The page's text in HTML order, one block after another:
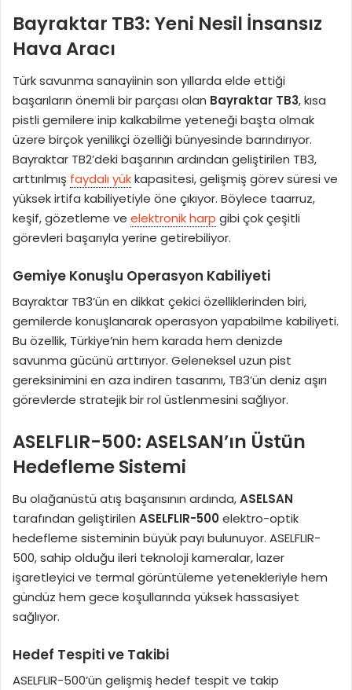
Bayraktar TB3: Yeni Nesil İnsansız
Hava Aracı
Türk savunma sanayiinin son yıllarda elde ettiği
başarıların önemli bir parçası olan Bayraktar TB3, kısa
pistli gemilere inip kalkabilme yeteneği başta olmak
üzere birçok yenilikçi özelliği bünyesinde barındırıyor.
Bayraktar TB2’deki başarının ardından geliştirilen TB3,
arttırılmış faydalı yükkapasitesi, gelişmiş görev süresi ve
yüksek irtifa kabiliyetiyle öne çıkıyor. Böylece taarruz,
keşif, gözetleme ve elektronik harp gibi çok çeşitli
görevleri başarıyla yerine getirebiliyor.
Gemiye Konuşlu Operasyon Kabiliyeti
Bayraktar TB3’ün en dikkat çekici özelliklerinden biri,
gemilerde konuşlanarak operasyon yapabilme kabiliyeti.
Bu özellik, Türkiye’nin hem karada hem denizde
savunma gücünü arttırıyor. Geleneksel uzun pist
gereksinimini en aza indiren tasarımı, TB3’ün deniz aşırı
görevlerde stratejik bir rol üstlenmesini sağlıyor.
ASELFLIR-500: ASELSAN’ın Üstün
Hedefleme Sistemi
Bu olağanüstü atış başarısının ardında,ASELSAN
tarafından geliştirilen ASELFLIR-500elektro-optik
hedefleme sisteminin büyük payı bulunuyor. ASELFLIR-
500, sahip olduğu ileri teknoloji kameralar, lazer
işaretleyici ve termal görüntüleme yetenekleriyle hem
gündüz hem gece koşullarında yüksek hassasiyet
sağlıyor.
Hedef Tespiti ve Takibi
ASELFLIR-500’ün gelişmiş hedef tespit ve takip